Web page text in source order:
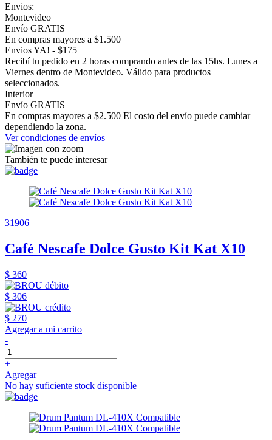
Envios:
Montevideo
Envío GRATIS
En compras mayores a $1.500
Envios YA! - $175
Recibí tu pedido en 2 horas comprando antes de las 15hs. Lunes a
Viernes dentro de Montevideo. Válido para productos
seleccionados.
Interior
Envío GRATIS
En compras mayores a $2.500 El costo del envío puede cambiar
dependiendo la zona.
Ver condiciones de envíos
También te puede interesar
31906
Café Nescafe Dolce Gusto Kit Kat X10
$ 360
$ 306
$ 270
Agregar a mi carrito
-
+
Agregar
No hay suficiente stock disponible